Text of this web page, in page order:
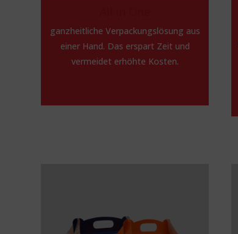
ganzheitliche Verpackungslösung aus
einer Hand. Das erspart Zeit und
vermeidet erhöhte Kosten.